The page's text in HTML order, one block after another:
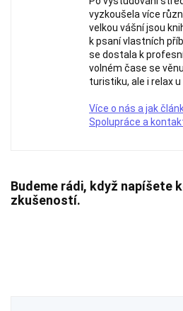
vyzkoušela více
velkou vášní jsou
k psaní vlastních
se dostala k
volném čase se
turistiku, ale i relax u
Více o nás a jak
Spolupráce a
Budeme rádi, když napíšete
zkušeností.